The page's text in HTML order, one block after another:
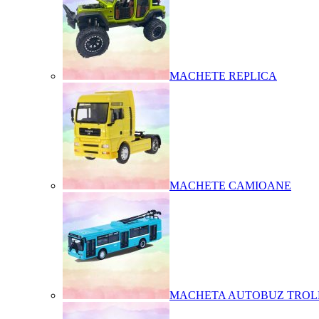
MACHETE REPLICA
MACHETE CAMIOANE
MACHETA AUTOBUZ